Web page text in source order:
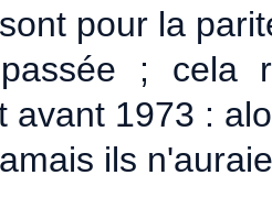
pour la
; cela
avant 1973 :
ils